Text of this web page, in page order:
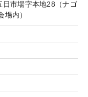
市場字本地28（ナゴ
場内）